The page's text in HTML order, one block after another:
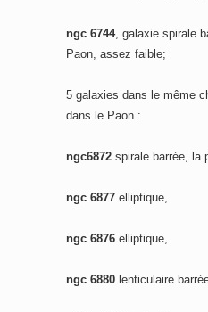
ngc 6744, galaxie spirale
Paon, assez faible;
5 galaxies dans le même
dans le Paon :
ngc6872 spirale barrée, la
ngc 6877 elliptique,
ngc 6876 elliptique,
ngc 6880 lenticulaire